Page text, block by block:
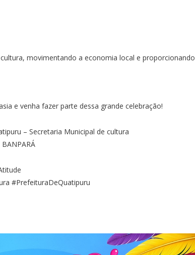
movimentando a economia local e proporcionando
e venha fazer parte dessa grande celebração!
– Secretaria Municipal de cultura
#PrefeituraDeQuatipuru